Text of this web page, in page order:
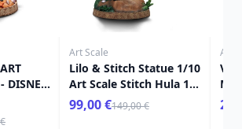
DISNEY
Art Scale
Lilo & Stitch Statue 1/10
Art Scale Stitch Hula 17
cm
99,00 €149,00 €
Art